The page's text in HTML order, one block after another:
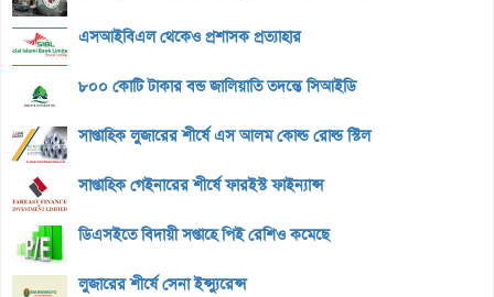
এসআইবিএল থেকেও প্রশাসক প্রত্যাহার
৮০০ কোটি টাকার বন্ড জালিয়াতি তদন্তে সিআইডি
সাপ্তাহিক লুজারের শীর্ষে এস আলম কোল্ড রোল্ড স্টিল
সাপ্তাহিক গেইনারের শীর্ষে ফারইস্ট ফাইন্যান্স
ডিএসইতে বিদায়ী সপ্তাহে পিই রেশিও কমেছে
লুজারের শীর্ষে সেনা ইন্স্যুরেন্স